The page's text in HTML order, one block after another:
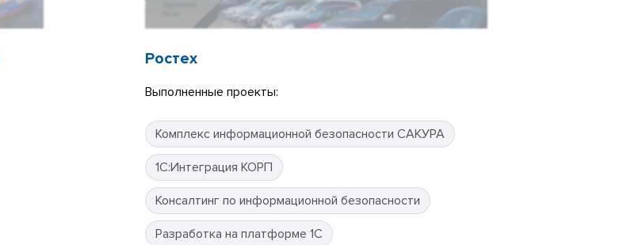
Ростех
Выполненные проекты:
Комплекс информационной безопасности САКУРА
1С:Интеграция КОРП
Консалтинг по информационной безопасности
Разработка на платформе 1С